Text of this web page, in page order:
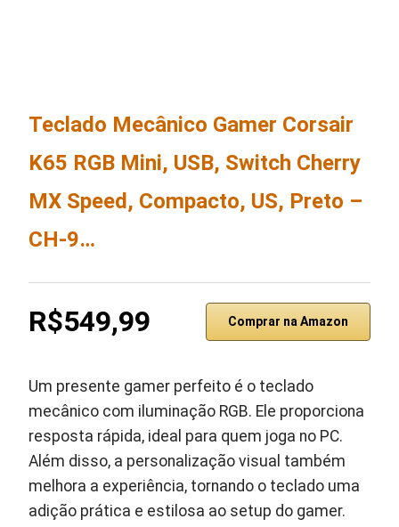
Teclado Mecânico Gamer Corsair
K65 RGB Mini, USB, Switch Cherry
MX Speed, Compacto, US, Preto –
CH-9…
R$549,99 Comprar na Amazon
Um presente gamer perfeito é o teclado
mecânico com iluminação RGB. Ele proporciona
resposta rápida, ideal para quem joga no PC.
Além disso, a personalização visual também
melhora a experiência, tornando o teclado uma
adição prática e estilosa ao setup do gamer.